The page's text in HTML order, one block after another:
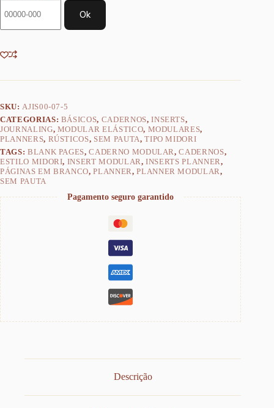
Pauta
quantidade
Ok
SKU: AJIS00-07-5
CATEGORIAS: BÁSICOS, CADERNOS,INSERTS,
JOURNALING, MODULAR ELÁSTICO, MODULARES,
PLANNERS, RÚSTICOS, SEM PAUTA,TIPO MIDORI
TAGS: BLANK PAGES,CADERNO MODULAR,CADERNOS,
ESTILO MIDORI, INSERT MODULAR,INSERTS PLANNER,
PÁGINAS EM BRANCO,PLANNER,PLANNER MODULAR,
SEM PAUTA
Pagamento seguro garantido
Descrição